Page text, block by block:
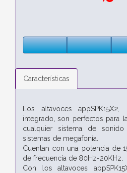
Características
Los altavoces
integrado, son perfectos para
cualquier sistema de
sistemas de megafonía.
Cuentan con una potencia de
de frecuencia de 80Hz-20KHz.
Con los altavoces